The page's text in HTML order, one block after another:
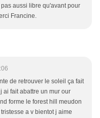
aussi libre qu'avant pour
Francine.
de retrouver le soleil ça fait
ai fait abattre un mur our
forme le forest hill meudon
a v bientot j aime